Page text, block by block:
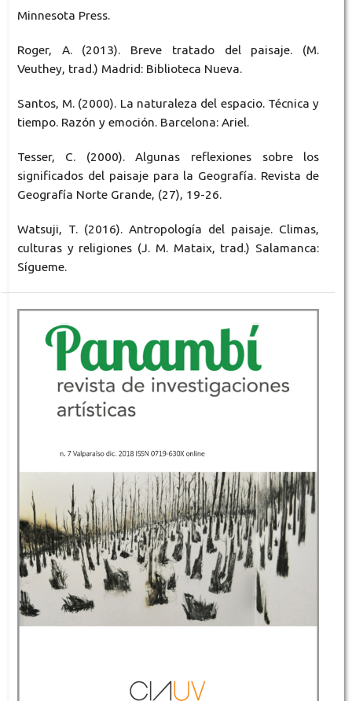
Minnesota Press.
Roger, A. (2013). Breve tratado del paisaje. (M.
Veuthey, trad.) Madrid: Biblioteca Nueva.
Santos, M. (2000). La naturaleza del espacio. Técnica y
tiempo. Razón y emoción. Barcelona: Ariel.
Tesser, C. (2000). Algunas reflexiones sobre los
significados del paisaje para la Geografía. Revista de
Geografía Norte Grande, (27), 19-26.
Watsuji, T. (2016). Antropología del paisaje. Climas,
culturas y religiones (J. M. Mataix, trad.) Salamanca:
Sígueme.